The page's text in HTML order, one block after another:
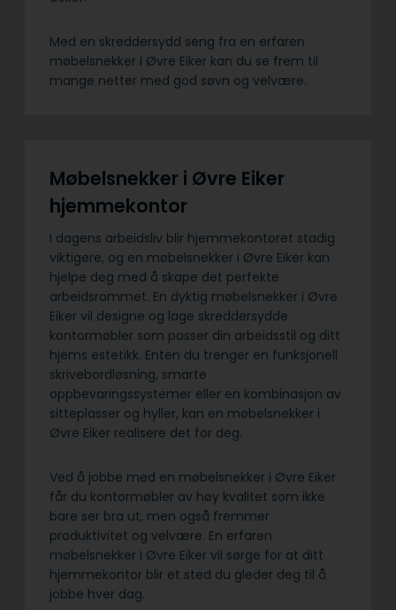
Med en skreddersydd seng fra en erfaren
møbelsnekker i Øvre Eiker kan du se frem til
mange netter med god søvn og velvære.
Møbelsnekker i Øvre Eiker
hjemmekontor
I dagens arbeidsliv blir hjemmekontoret stadig
viktigere, og en møbelsnekker i Øvre Eiker kan
hjelpe deg med å skape det perfekte
arbeidsrommet. En dyktig møbelsnekker i Øvre
Eiker vil designe og lage skreddersydde
kontormøbler som passer din arbeidsstil og ditt
hjems estetikk. Enten du trenger en funksjonell
skrivebordløsning, smarte
oppbevaringssystemer eller en kombinasjon av
sitteplasser og hyller, kan en møbelsnekker i
Øvre Eiker realisere det for deg.
Ved å jobbe med en møbelsnekker i Øvre Eiker
får du kontormøbler av høy kvalitet som ikke
bare ser bra ut, men også fremmer
produktivitet og velvære. En erfaren
møbelsnekker i Øvre Eiker vil sørge for at ditt
hjemmekontor blir et sted du gleder deg til å
jobbe hver dag.